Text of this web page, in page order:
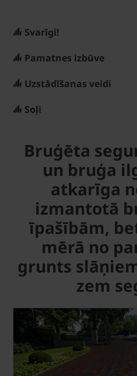
Svarīgi!
Pamatnes izbūve
Uzstādīšanas veidi
Soļi
Bruģēta
un bruģa
atkarīga
izmantotā
īpašībām,
mērā no
grunts
zem